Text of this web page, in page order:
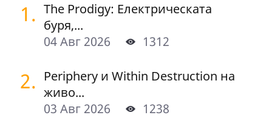
1. The Prodigy: Електрическата
буря,...
04 Авг 2026
1312
2. Periphery и Within Destruction на
живо...
03 Авг 2026
1238